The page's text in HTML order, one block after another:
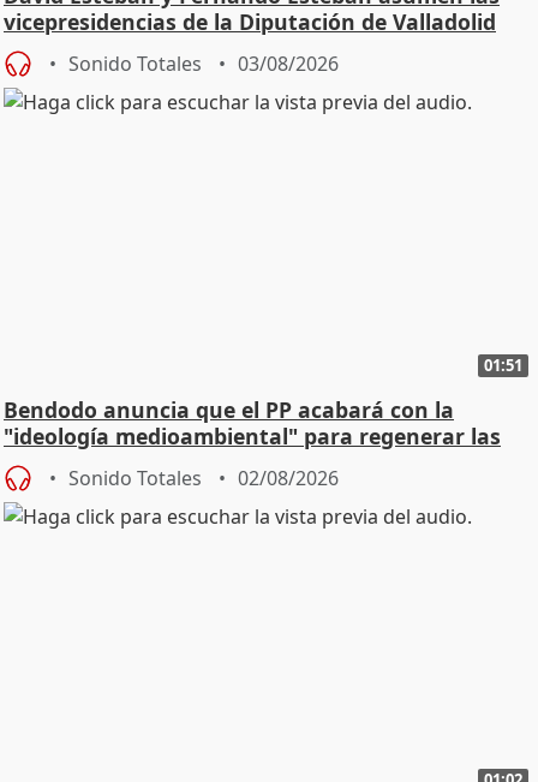
vicepresidencias de la Diputación de Valladolid
Sonido Totales 03/08/2026
01:51
Bendodo anuncia que el PP acabará con la
"ideología medioambiental" para regenerar las
playas
Sonido Totales 02/08/2026